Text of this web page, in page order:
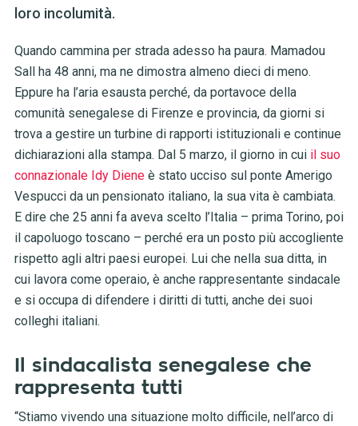
loro incolumità.
Quando cammina per strada adesso ha paura. Mamadou
Sall ha 48 anni, ma ne dimostra almeno dieci di meno.
Eppure ha l’aria esausta perché, da portavoce della
comunità senegalese di Firenze e provincia, da giorni si
trova a gestire un turbine di rapporti istituzionali e continue
dichiarazioni alla stampa. Dal 5 marzo, il giorno in cui il suo
connazionale Idy Dieneè stato ucciso sul ponte Amerigo
Vespucci da un pensionato italiano, la sua vita è cambiata.
E dire che 25 anni fa aveva scelto l’Italia – prima Torino, poi
il capoluogo toscano – perché era un posto più accogliente
rispetto agli altri paesi europei. Lui che nella sua ditta, in
cui lavora come operaio, è anche rappresentante sindacale
e si occupa di difendere i diritti di tutti, anche dei suoi
colleghi italiani.
Il sindacalista senegalese che
rappresenta tutti
“Stiamo vivendo una situazione molto difficile, nell’arco di